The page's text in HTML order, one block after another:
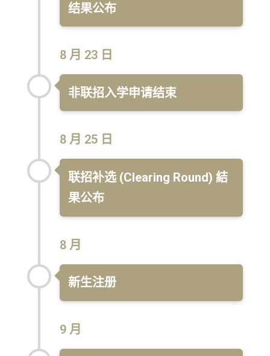
结果公布
8 月 23 日
非联招入学申请结束
8 月 25 日
联招补选 (Clearing Round) 結
果公布
8 月
新生注册
9 月